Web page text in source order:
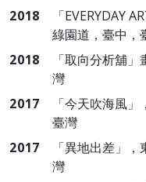
2018
「EVERYDAY
綠園道，臺中，
2018
「取向分析舖
灣
2017
「今天吹海風
臺灣
2017
「異地出差」
灣